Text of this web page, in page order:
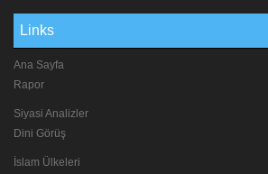
Links
Ana Sayfa
Rapor
Siyasi Analizler
Dini Görüş
İslam Ülkeleri